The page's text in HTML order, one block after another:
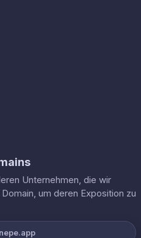
Unternehmen, die wir
um deren Exposition zu